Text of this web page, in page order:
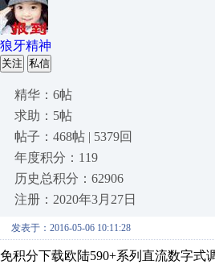
狼牙精神
关注 私信
精华：6帖
求助：5帖
帖子：468帖 | 5379回
年度积分：119
历史总积分：62906
注册：2020年3月27日
发表于：2016-05-06 10:11:28
免积分下载欧陆590+系列直流数字式